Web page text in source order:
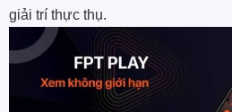
giải trí thực thụ.